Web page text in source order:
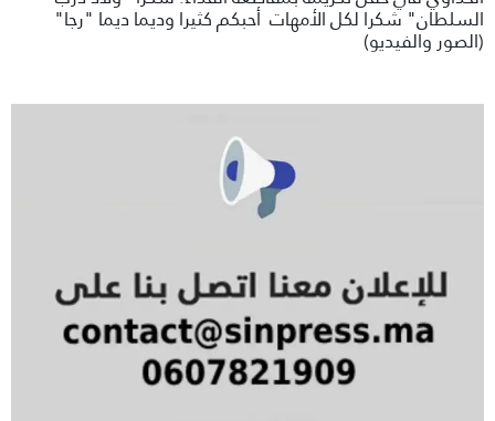
السلطان" شكرا لكل الأمهات أحبكم كثيرا وديما ديما "رجا"
(الصور والفيديو)